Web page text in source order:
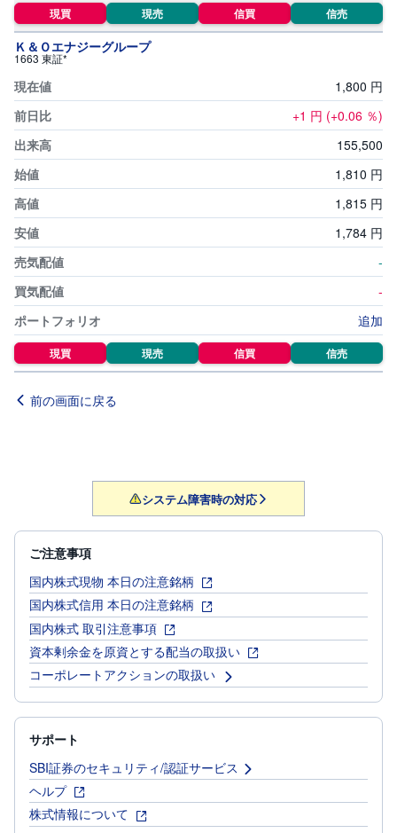
S
T(
セ
キ
リ
テ
ィ
・
ト
ー
ク
ン
)
S
BI
ラ
ッ
プ
ボ
ア
(
R
B
O
e
o
現買 現売 信買 信売
Ｋ＆Ｏエナジーグループ
1663 東証*
1,800 円
+1 円 (+0.06 ％)
155,500
1,810 円
1,815 円
1,784 円
-
-
追加
現買 現売 信買 信売
前の画面に戻る
システム障害時の対応
ご注意事項
国内株式現物 本日の注意銘柄
国内株式信用 本日の注意銘柄
国内株式 取引注意事項
資本剰余金を原資とする配当の取扱い
コーポレートアクションの取扱い
サポート
SBI証券のセキュリティ/認証サービス
ヘルプ
株式情報について